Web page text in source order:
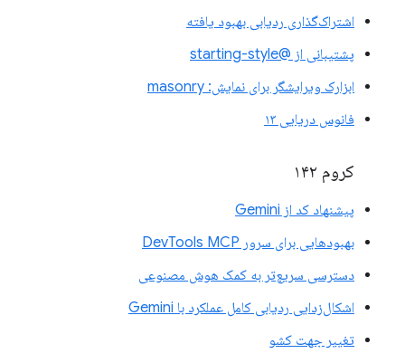
اشتراک‌گذاری ردیابی بهبود یافته
پشتیبانی از @starting-style
ابزارک ویرایشگر برای نمایش: masonry
فانوس دریایی ۱۳
کروم ۱۴۲
پیشنهاد کد از Gemini
بهبودهایی برای سرور DevTools MCP
دسترسی سریع‌تر به کمک هوش مصنوعی
اشکال‌زدایی ردیابی کامل عملکرد با Gemini
تغییر جهت کشو